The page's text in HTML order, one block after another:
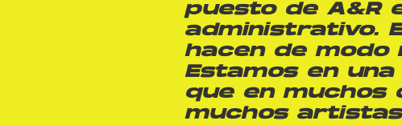
puesto de A&R
administrativo.
hacen de modo
Estamos en
que en muchos
muchos